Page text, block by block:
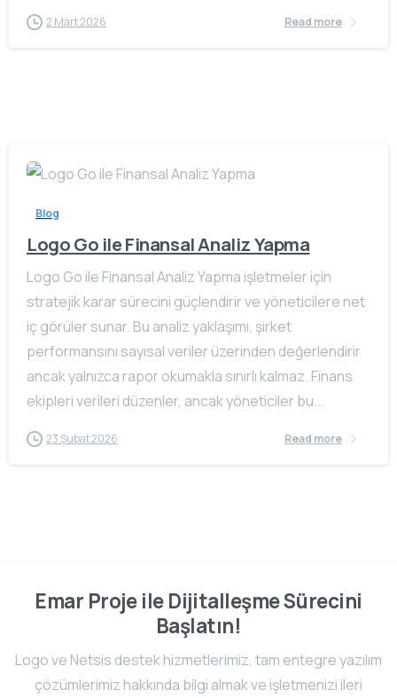
2 Mart 2026 Read more
Blog
Logo Go ile Finansal Analiz Yapma
Logo Go ile Finansal Analiz Yapma işletmeler için
stratejik karar sürecini güçlendirir ve yöneticilere net
iç görüler sunar. Bu analiz yaklaşımı, şirket
performansını sayısal veriler üzerinden değerlendirir
ancak yalnızca rapor okumakla sınırlı kalmaz. Finans
ekipleri verileri düzenler, ancak yöneticiler bu...
23 Şubat 2026 Read more
Emar Proje ile Dijitalleşme Sürecini
Başlatın!
Logo ve Netsis destek hizmetlerimiz, tam entegre yazılım
çözümlerimiz hakkında bilgi almak ve işletmenizi ileri